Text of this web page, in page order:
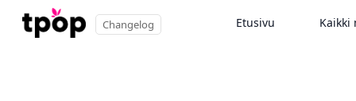
Changelog Etusivu Kaikki